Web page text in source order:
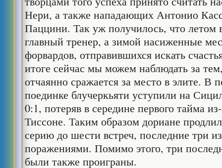
Нери, а также нападающих Антонио
Паццини. Так уж получилось, что летом
главный тренер, а зимой насиженные
форвардов, отправившихся искать
итоге сейчас мы можем наблюдать за
отчаянно сражается за место в элите. В
поединке блучеркьяти уступили на
0:1, потеряв в середине первого тайма
Тиссоне. Таким образом дориане
серию до шести встреч, последние три
поражениями. Помимо этого, три
были также проиграны.